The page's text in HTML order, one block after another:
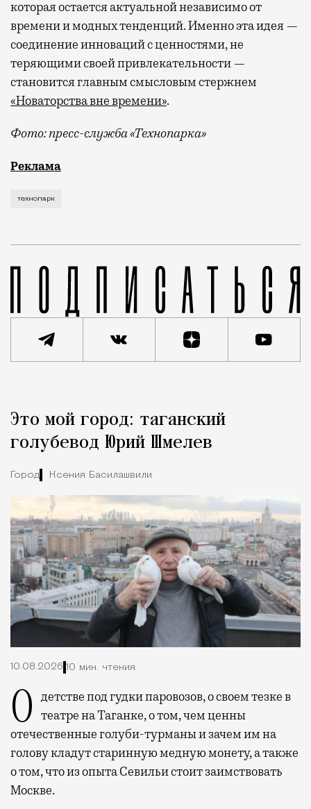
которая остается актуальной независимо от
времени и модных тенденций. Именно эта идея —
соединение инноваций с ценностями, не
теряющими своей привлекательности —
становится главным смысловым стержнем
«Новаторства вне времени».
Фото: пресс-служба «Технопарка»
Рекламные кампании техники редко выходят за
Реклама
технопарк
Город
Это мой город: таганский
голубевод Юрий Шмелев
Город Ксения Басилашвили
10.08.2026 10 мин. чтения
О детстве под гудки паровозов, о своем тезке в театре на Таганке, о том, чем ценны
отечественные голуби-турманы и зачем им на
голову кладут старинную медную монету, а также
о том, что из опыта Севильи стоит заимствовать
Москве.